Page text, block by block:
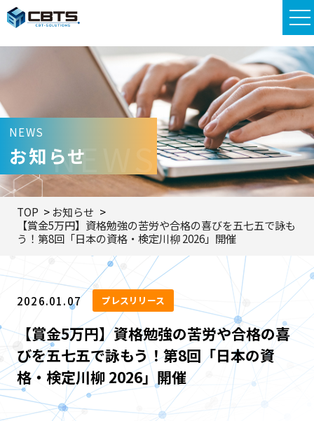
NEWS
お知らせNEWS
TOP
お知らせ
【賞金5万円】資格勉強の苦労や合格の喜びを五七五で詠も
う！第8回「日本の資格・検定川柳 2026」開催
2026.01.07 プレスリリース
【賞金5万円】資格勉強の苦労や合格の喜
びを五七五で詠もう！第8回「日本の資
格・検定川柳 2026」開催